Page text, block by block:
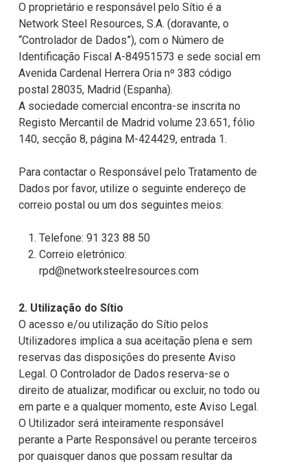
O proprietário e responsável pelo Sítio é a
Network Steel Resources, S.A. (doravante, o
“Controlador de Dados”), com o Número de
Identificação Fiscal A-84951573 e sede social em
Avenida Cardenal Herrera Oria nº 383 código
postal 28035, Madrid (Espanha).
A sociedade comercial encontra-se inscrita no
Registo Mercantil de Madrid volume 23.651, fólio
140, secção 8, página M-424429, entrada 1.
Para contactar o Responsável pelo Tratamento de
Dados por favor, utilize o seguinte endereço de
correio postal ou um dos seguintes meios:
Telefone: 91 323 88 50
Correio eletrónico:
rpd@networksteelresources.com
2. Utilização do Sítio
O acesso e/ou utilização do Sítio pelos
Utilizadores implica a sua aceitação plena e sem
reservas das disposições do presente Aviso
Legal. O Controlador de Dados reserva-se o
direito de atualizar, modificar ou excluir, no todo ou
em parte e a qualquer momento, este Aviso Legal.
O Utilizador será inteiramente responsável
perante a Parte Responsável ou perante terceiros
por quaisquer danos que possam resultar da